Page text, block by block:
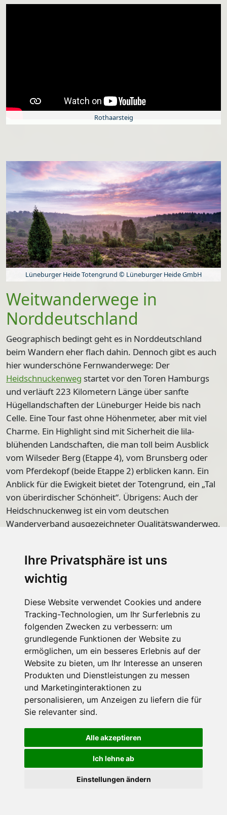
Ihre Privatsphäre ist uns
wichtig
Diese Website verwendet Cookies und andere
Tracking-Technologien, um Ihr Surferlebnis zu
folgenden Zwecken zu verbessern: um
grundlegende Funktionen der Website zu
ermöglichen, um ein besseres Erlebnis auf der
Website zu bieten, um Ihr Interesse an unseren
Produkten und Dienstleistungen zu messen
und Marketinginteraktionen zu
personalisieren, um Anzeigen zu liefern die für
Sie relevanter sind.
Alle akzeptieren
Ich lehne ab
Einstellungen ändern
Rothaarsteig
Lüneburger Heide Totengrund © Lüneburger Heide GmbH
Weitwanderwege in
Norddeutschland
Geographisch bedingt geht es in Norddeutschland
beim Wandern eher flach dahin. Dennoch gibt es auch
hier wunderschöne Fernwanderwege: Der
Heidschnuckenweg startet vor den Toren Hamburgs
und verläuft223 Kilometern Länge über sanfte
Hügellandschaften der Lüneburger Heide bis nach
Celle. Eine Tour fast ohne Höhenmeter, aber mit viel
Charme. Ein Highlight sind mit Sicherheit die lila-
blühenden Landschaften, die man toll beim Ausblick
vom Wilseder Berg (Etappe 4), vom Brunsberg oder
vom Pferdekopf (beide Etappe 2) erblicken kann. Ein
Anblick für die Ewigkeit bietet derTotengrund, ein „Tal
von überirdischer Schönheit“. Übrigens: Auch der
Heidschnuckenweg ist ein vom deutschen
Wanderverband ausgezeichneter Qualitätswanderweg.
Deutschlands.
Beliebte Artikel aus den
Ferienregionen der Alpen:
Empfohlen